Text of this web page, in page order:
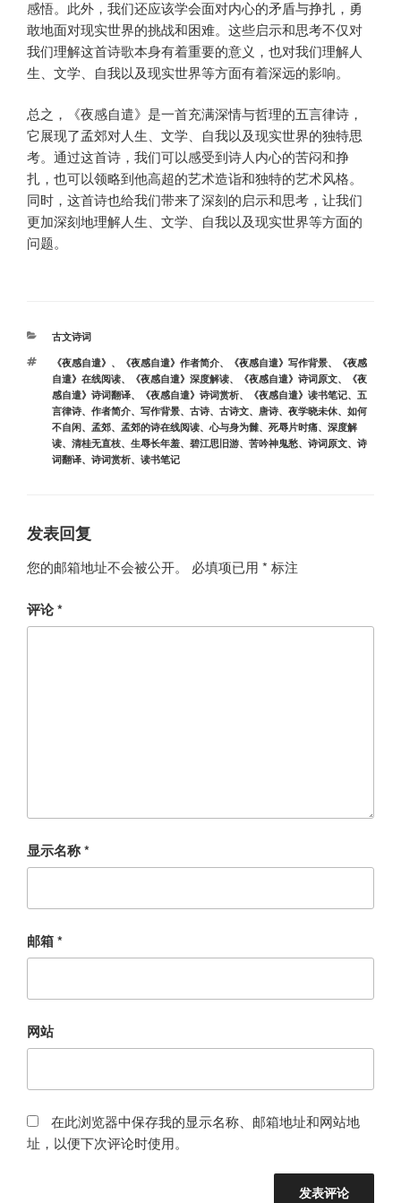
感悟。此外，我们还应该学会面对内心的矛盾与挣扎，勇
敢地面对现实世界的挑战和困难。这些启示和思考不仅对
我们理解这首诗歌本身有着重要的意义，也对我们理解人
生、文学、自我以及现实世界等方面有着深远的影响。
总之，《夜感自遣》是一首充满深情与哲理的五言律诗，
它展现了孟郊对人生、文学、自我以及现实世界的独特思
考。通过这首诗，我们可以感受到诗人内心的苦闷和挣
扎，也可以领略到他高超的艺术造诣和独特的艺术风格。
同时，这首诗也给我们带来了深刻的启示和思考，让我们
更加深刻地理解人生、文学、自我以及现实世界等方面的
问题。
分
古文诗词
标
签
《夜感自遣》 、 《夜感自遣》作者简介、 《夜感自遣》写作背景、
《夜感
自遣》在线阅读、 《夜感自遣》深度解读、 《夜感自遣》诗词原文、
《夜
感自遣》诗词翻译、 《夜感自遣》诗词赏析、 《夜感自遣》读书笔记、 五
言律诗、 作者简介、 写作背景、 古诗、 古诗文、 唐诗、 夜学晓未休、 如何
不自闲、 孟郊、 孟郊的诗在线阅读、 心与身为雠、 死辱片时痛、 深度解
读、 清桂无直枝、 生辱长年羞、 碧江思旧游、 苦吟神鬼愁、 诗词原文、 诗
词翻译、 诗词赏析、 读书笔记
发表回复
您的邮箱地址不会被公开。 必填项已用 * 标注
评论*
显示名称*
邮箱*
网站
在此浏览器中保存我的显示名称、邮箱地址和网站地
址，以便下次评论时使用。